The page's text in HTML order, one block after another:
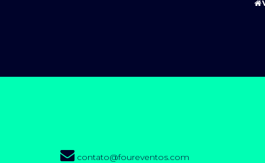
contato@foureventos.com